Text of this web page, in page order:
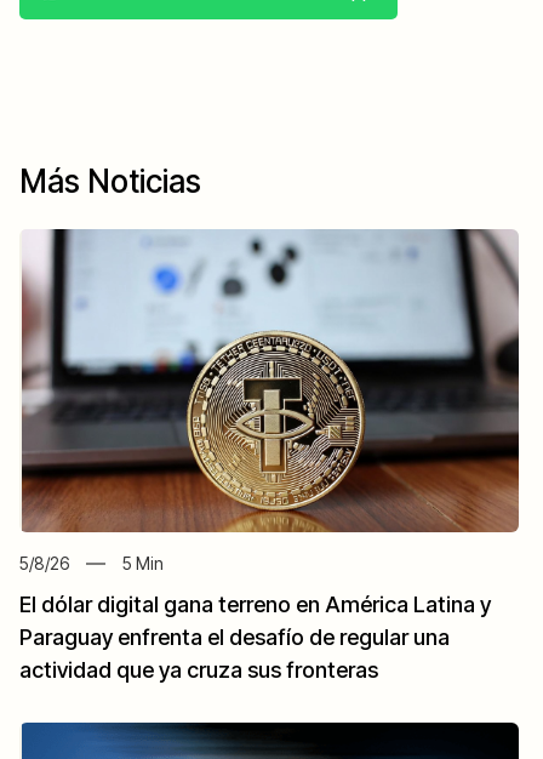
Más Noticias
5/8/26 5 Min
El dólar digital gana terreno en América Latina y
Paraguay enfrenta el desafío de regular una
actividad que ya cruza sus fronteras